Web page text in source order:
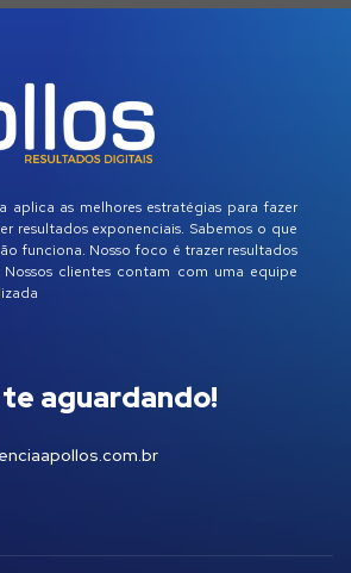
aplica as melhores estratégias para fazer
resultados exponenciais. Sabemos o que
funciona. Nosso foco é trazer resultados
clientes contam com uma equipe
aguardando!